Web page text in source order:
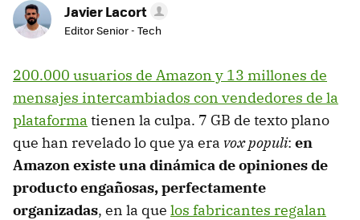
Javier Lacort
Editor Senior - Tech
200.000 usuarios de Amazon y 13 millones de
mensajes intercambiados con vendedores de la
plataforma tienen la culpa. 7 GB de texto plano
que han revelado lo que ya era vox populi: en
Amazon existe una dinámica de opiniones de
producto engañosas, perfectamente
organizadas, en la que los fabricantes regalan